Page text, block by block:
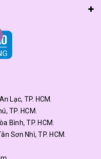
Lạc, TP. HCM.
TP. HCM.
Bình, TP. HCM.
Sơn Nhì, TP. HCM.